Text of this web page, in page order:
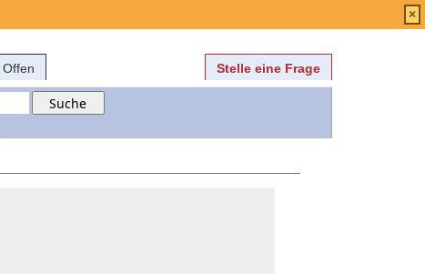
Offen Stelle eine Frage
×